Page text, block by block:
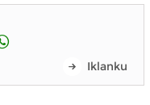
Iklanku